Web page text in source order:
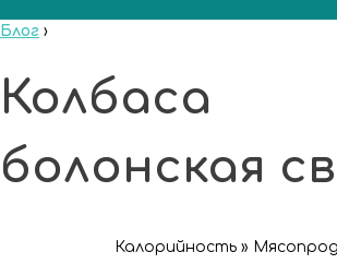
Блог ›
Колбаса
болонская
Калорийность »